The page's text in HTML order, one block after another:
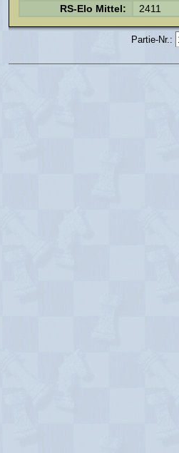
RS-Elo Mittel:
2411
Partie-Nr.: